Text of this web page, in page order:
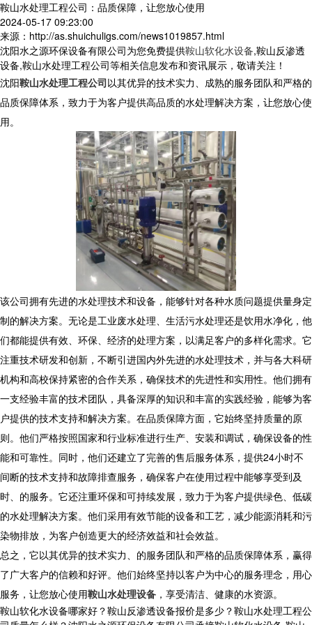
鞍山水处理工程公司：品质保障，让您放心使用
2024-05-17 09:23:00
来源：http://as.shuichuligs.com/news1019857.html
沈阳水之源环保设备有限公司为您免费提供鞍山软化水设备,鞍山反渗透
设备,鞍山水处理工程公司等相关信息发布和资讯展示，敬请关注！
沈阳鞍山水处理工程公司以其优异的技术实力、成熟的服务团队和严格的
品质保障体系，致力于为客户提供高品质的水处理解决方案，让您放心使
用。
该公司拥有先进的水处理技术和设备，能够针对各种水质问题提供量身定
制的解决方案。无论是工业废水处理、生活污水处理还是饮用水净化，他
们都能提供有效、环保、经济的处理方案，以满足客户的多样化需求。它
注重技术研发和创新，不断引进国内外先进的水处理技术，并与各大科研
机构和高校保持紧密的合作关系，确保技术的先进性和实用性。他们拥有
一支经验丰富的技术团队，具备深厚的知识和丰富的实践经验，能够为客
户提供的技术支持和解决方案。在品质保障方面，它始终坚持质量的原
则。他们严格按照国家和行业标准进行生产、安装和调试，确保设备的性
能和可靠性。同时，他们还建立了完善的售后服务体系，提供24小时不
间断的技术支持和故障排查服务，确保客户在使用过程中能够享受到及
时、的服务。它还注重环保和可持续发展，致力于为客户提供绿色、低碳
的水处理解决方案。他们采用有效节能的设备和工艺，减少能源消耗和污
染物排放，为客户创造更大的经济效益和社会效益。
总之，它以其优异的技术实力、的服务团队和严格的品质保障体系，赢得
了广大客户的信赖和好评。他们始终坚持以客户为中心的服务理念，用心
服务，让您放心使用鞍山水处理设备 ，享受清洁、健康的水资源。
鞍山软化水设备哪家好？鞍山反渗透设备报价是多少？鞍山水处理工程公